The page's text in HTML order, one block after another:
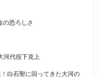
の恐ろしさ
河代役下克上
白石聖に回ってきた大河の